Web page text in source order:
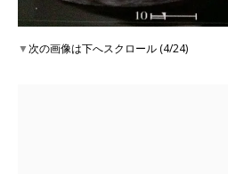
▼次の画像は下へスクロール (4/24)